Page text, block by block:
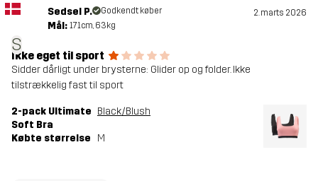
S
Sedsel P. Godkendt køber 2. marts 2026
Mål: 171cm, 63kg
Ikke eget til sport
Sidder dårligt under brysterne: Glider op og folder. Ikke
tilstrækkelig fast til sport
2-pack Ultimate
Soft Bra
Black/Blush
Købte størrelse M